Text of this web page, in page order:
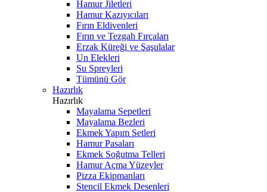
Hamur Jiletleri
Hamur Kazıyıcıları
Fırın Eldivenleri
Fırın ve Tezgah Fırçaları
Erzak Küreği ve Şaşulalar
Un Elekleri
Su Spreyleri
Tümünü Gör
Hazırlık
Hazırlık
Mayalama Sepetleri
Mayalama Bezleri
Ekmek Yapım Setleri
Hamur Pasaları
Ekmek Soğutma Telleri
Hamur Açma Yüzeyler
Pizza Ekipmanları
Stencil Ekmek Desenleri